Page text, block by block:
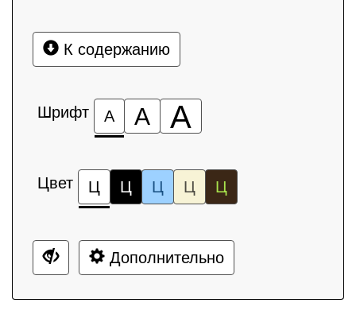
К содержанию
Шрифт А А А
Цвет Ц Ц Ц Ц Ц
Дополнительно